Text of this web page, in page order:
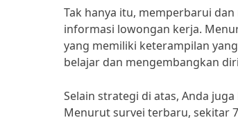
Tak hanya itu, memperbarui
informasi lowongan kerja.
yang memiliki keterampilan
belajar dan mengembangkan
Selain strategi di atas, Anda
Menurut survei terbaru, sekitar